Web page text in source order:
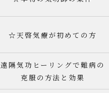
☆天啓気療が初めての方
遠隔気功ヒーリングで難病の
克服の方法と効果